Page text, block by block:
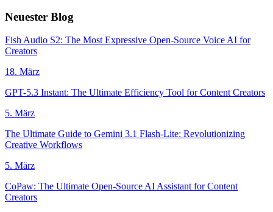
Neuester Blog
Fish Audio S2: The Most Expressive Open-Source Voice AI for
Creators
18. März
GPT-5.3 Instant: The Ultimate Efficiency Tool for Content Creators
5. März
The Ultimate Guide to Gemini 3.1 Flash-Lite: Revolutionizing
Creative Workflows
5. März
CoPaw: The Ultimate Open-Source AI Assistant for Content
Creators